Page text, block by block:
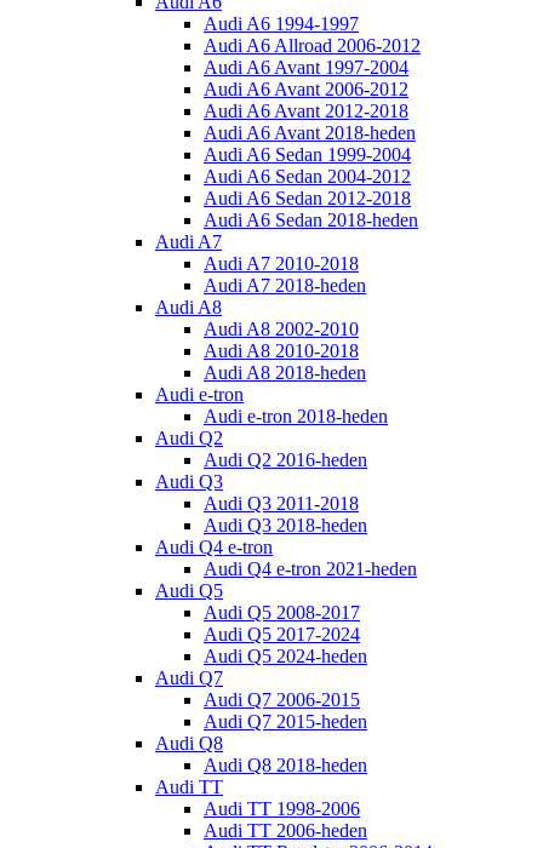
Audi A6 1994-1997
Audi A6 Allroad 2006-2012
Audi A6 Avant 1997-2004
Audi A6 Avant 2006-2012
Audi A6 Avant 2012-2018
Audi A6 Avant 2018-heden
Audi A6 Sedan 1999-2004
Audi A6 Sedan 2004-2012
Audi A6 Sedan 2012-2018
Audi A6 Sedan 2018-heden
Audi A7
Audi A7 2010-2018
Audi A7 2018-heden
Audi A8
Audi A8 2002-2010
Audi A8 2010-2018
Audi A8 2018-heden
Audi e-tron
Audi e-tron 2018-heden
Audi Q2
Audi Q2 2016-heden
Audi Q3
Audi Q3 2011-2018
Audi Q3 2018-heden
Audi Q4 e-tron
Audi Q4 e-tron 2021-heden
Audi Q5
Audi Q5 2008-2017
Audi Q5 2017-2024
Audi Q5 2024-heden
Audi Q7
Audi Q7 2006-2015
Audi Q7 2015-heden
Audi Q8
Audi Q8 2018-heden
Audi TT
Audi TT 1998-2006
Audi TT 2006-heden